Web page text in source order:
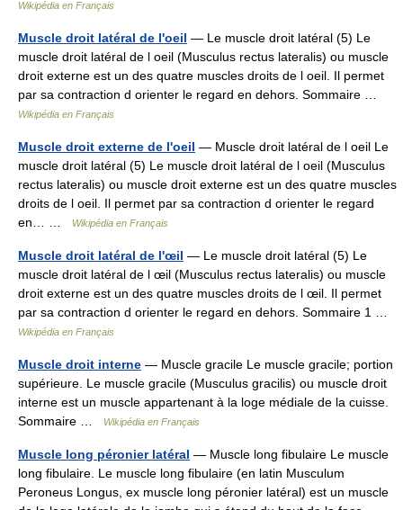
Wikipédia en Français
Muscle droit latéral de l'oeil — Le muscle droit latéral (5) Le
muscle droit latéral de l oeil (Musculus rectus lateralis) ou muscle
droit externe est un des quatre muscles droits de l oeil. Il permet
par sa contraction d orienter le regard en dehors. Sommaire …
Wikipédia en Français
Muscle droit externe de l'oeil — Muscle droit latéral de l oeil Le
muscle droit latéral (5) Le muscle droit latéral de l oeil (Musculus
rectus lateralis) ou muscle droit externe est un des quatre muscles
droits de l oeil. Il permet par sa contraction d orienter le regard
en… …
Wikipédia en Français
Muscle droit latéral de l'œil — Le muscle droit latéral (5) Le
muscle droit latéral de l œil (Musculus rectus lateralis) ou muscle
droit externe est un des quatre muscles droits de l œil. Il permet
par sa contraction d orienter le regard en dehors. Sommaire 1 …
Wikipédia en Français
Muscle droit interne — Muscle gracile Le muscle gracile; portion
supérieure. Le muscle gracile (Musculus gracilis) ou muscle droit
interne est un muscle appartenant à la loge médiale de la cuisse.
Sommaire …
Wikipédia en Français
Muscle long péronier latéral — Muscle long fibulaire Le muscle
long fibulaire. Le muscle long fibulaire (en latin Musculum
Peroneus Longus, ex muscle long péronier latéral) est un muscle